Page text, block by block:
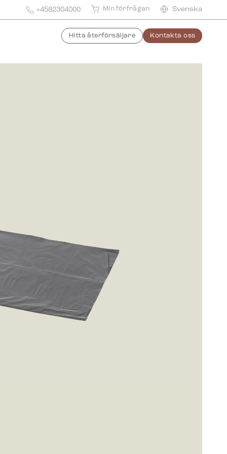
+4582304000 Min förfrågan Svenska
Hitta återförsäljare Kontakta oss